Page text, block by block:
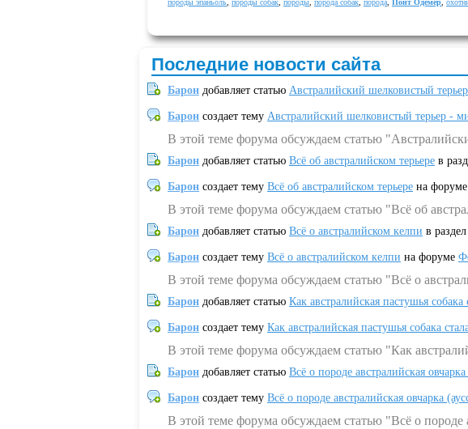
породы эпаньоль породы собак породы порода собак порода Понт Одемер
Последние новости сайта
Барон добавляет статью Австралийский шелковистый
Барон создает тему Австралийский шелковистый терьер -
В этой теме форума обсуждаем статью
Барон добавляет статью Всё об австралийском терьере в
Барон создает тему Всё об австралийском терьере на форуме
В этой теме форума обсуждаем статью "Всё об
Барон добавляет статью Всё о австралийском келпи в раздел
Барон создает тему Всё о австралийском келпи на форуме
В этой теме форума обсуждаем статью "Всё о
Барон добавляет статью Как австралийская пастушья
Барон создает тему Как австралийская пастушья собака
В этой теме форума обсуждаем статью "Как
Барон добавляет статью Всё о породе австралийская овчарка
Барон создает тему Всё о породе австралийская овчарка
В этой теме форума обсуждаем статью "Всё о породе